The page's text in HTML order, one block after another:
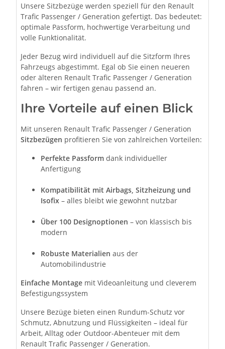
Unsere Sitzbezüge werden speziell für den Renault
Trafic Passenger / Generation gefertigt. Das bedeutet:
optimale Passform, hochwertige Verarbeitung und
volle Funktionalität.
Jeder Bezug wird individuell auf die Sitzform Ihres
Fahrzeugs abgestimmt. Egal ob Sie einen neueren
oder älteren Renault Trafic Passenger / Generation
fahren – wir fertigen genau passend an.
Ihre Vorteile auf einen Blick
Mit unseren Renault Trafic Passenger / Generation
Sitzbezügen profitieren Sie von zahlreichen Vorteilen:
Perfekte Passform dank individueller
Anfertigung
Kompatibilität mit Airbags, Sitzheizung und
Isofix – alles bleibt wie gewohnt nutzbar
Über 100 Designoptionen – von klassisch bis
modern
Robuste Materialien aus der
Automobilindustrie
Einfache Montage mit Videoanleitung und cleverem
Befestigungssystem
Unsere Bezüge bieten einen Rundum-Schutz vor
Schmutz, Abnutzung und Flüssigkeiten – ideal für
Arbeit, Alltag oder Outdoor-Abenteuer mit dem
Renault Trafic Passenger / Generation.